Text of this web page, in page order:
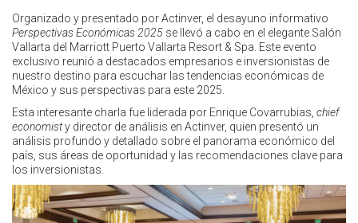
Organizado y presentado por Actinver, el desayuno informativo
Perspectivas Económicas 2025 se llevó a cabo en el elegante Salón
Vallarta del Marriott Puerto Vallarta Resort & Spa. Este evento
exclusivo reunió a destacados empresarios e inversionistas de
nuestro destino para escuchar las tendencias económicas de
México y sus perspectivas para este 2025.
Esta interesante charla fue liderada por Enrique Covarrubias, chief
economisty director de análisis en Actinver, quien presentó un
análisis profundo y detallado sobre el panorama económico del
país, sus áreas de oportunidad y las recomendaciones clave para
los inversionistas.